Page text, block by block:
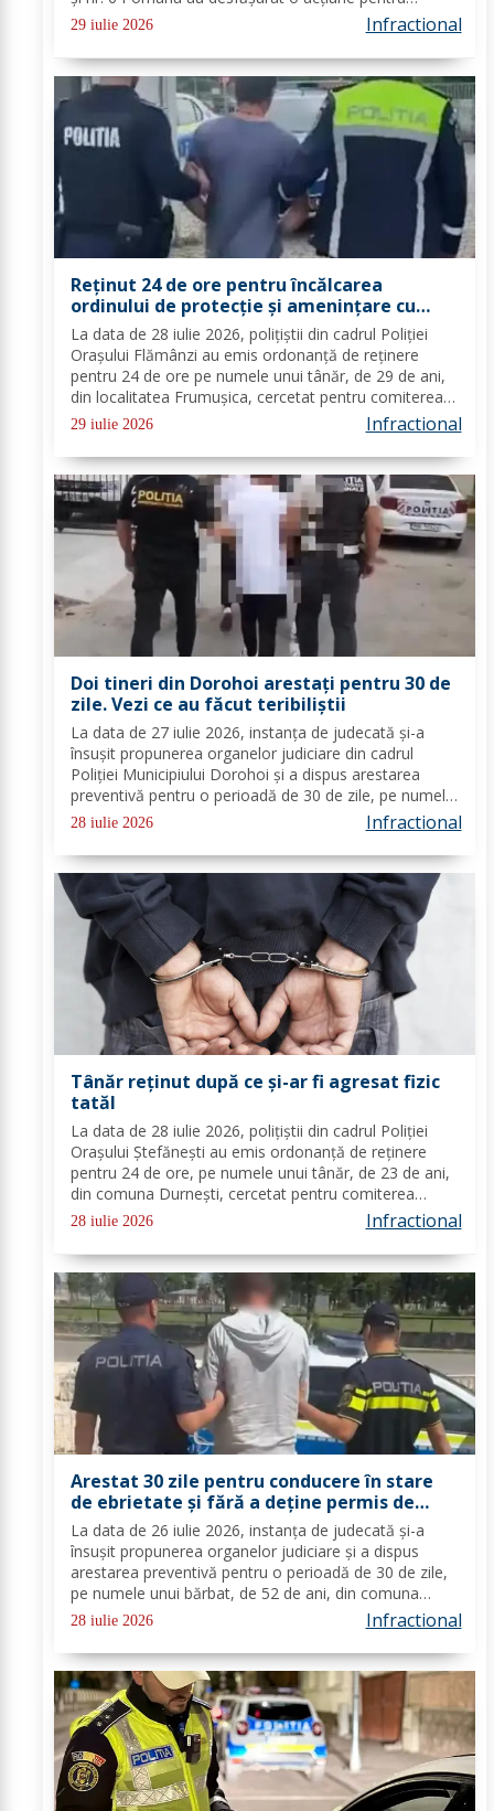
prevenirea infracțiunilor stradale și menținerea unui
29 iulie 2026 Infractional
Reținut 24 de ore pentru încălcarea
ordinului de protecție și amenințare cu
acte de violență asupra concubinei
La data de 28 iulie 2026, polițiștii din cadrul Poliției
Orașului Flămânzi au emis ordonanță de reținere
pentru 24 de ore pe numele unui tânăr, de 29 de ani,
din localitatea Frumușica, cercetat pentru comiterea
infracțiunilor de amenințare și încălcarea ordinului de
29 iulie 2026 Infractional
Doi tineri din Dorohoi arestați pentru 30 de
zile. Vezi ce au făcut teribiliștii
La data de 27 iulie 2026, instanța de judecată și-a
însușit propunerea organelor judiciare din cadrul
Poliției Municipiului Dorohoi și a dispus arestarea
preventivă pentru o perioadă de 30 de zile, pe numele
a doi tineri, din municipiul Dorohoi, cercetați pentru
28 iulie 2026 Infractional
Tânăr reținut după ce și-ar fi agresat fizic
tatăl
La data de 28 iulie 2026, polițiștii din cadrul Poliției
Orașului Ștefănești au emis ordonanță de reținere
pentru 24 de ore, pe numele unui tânăr, de 23 de ani,
din comuna Durnești, cercetat pentru comiterea
infracțiunilor de nerespectarea ordinului de protecție și
28 iulie 2026 Infractional
Arestat 30 zile pentru conducere în stare
de ebrietate și fără a deține permis de
conducere
La data de 26 iulie 2026, instanța de judecată și-a
însușit propunerea organelor judiciare și a dispus
arestarea preventivă pentru o perioadă de 30 de zile,
pe numele unui bărbat, de 52 de ani, din comuna
Nicșeni, cercetat pentru comiterea infracțiunilor de
28 iulie 2026 Infractional